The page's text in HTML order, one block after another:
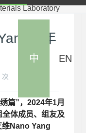
Laboratory
中 EN
新年
次
篇”，2024年1月
体成员、组友及
维Nano Yang